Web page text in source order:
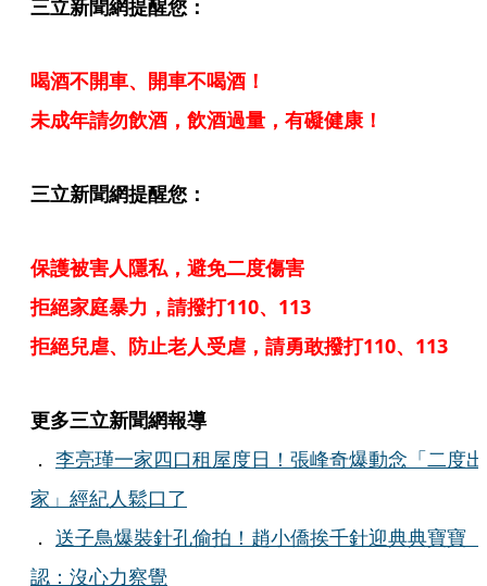
三立新聞網提醒您：
喝酒不開車、開車不喝酒！
未成年請勿飲酒，飲酒過量，有礙健康！
三立新聞網提醒您：
保護被害人隱私，避免二度傷害
拒絕家庭暴力，請撥打110、113
拒絕兒虐、防止老人受虐，請勇敢撥打110、113
更多三立新聞網報導
． 李亮瑾一家四口租屋度日！張峰奇爆動念「二度出
家」經紀人鬆口了
． 送子鳥爆裝針孔偷拍！趙小僑挨千針迎典典寶寶
認：沒心力察覺